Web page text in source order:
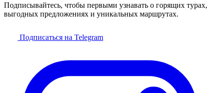
Подписывайтесь, чтобы первыми узнавать о горящих турах,
выгодных предложениях и уникальных маршрутах.
Подписаться на Telegram